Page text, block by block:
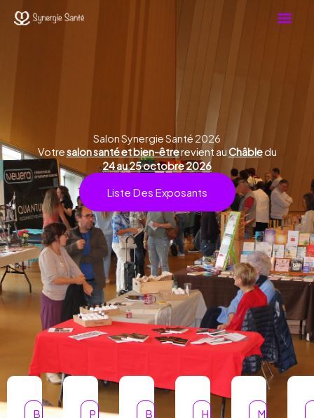
Salon Synergie Santé 2026
Votresalon santé et bien-êtrerevient auChâbledu
24 au 25 octobre 2026
Liste Des Exposants
B
P
B
H
M